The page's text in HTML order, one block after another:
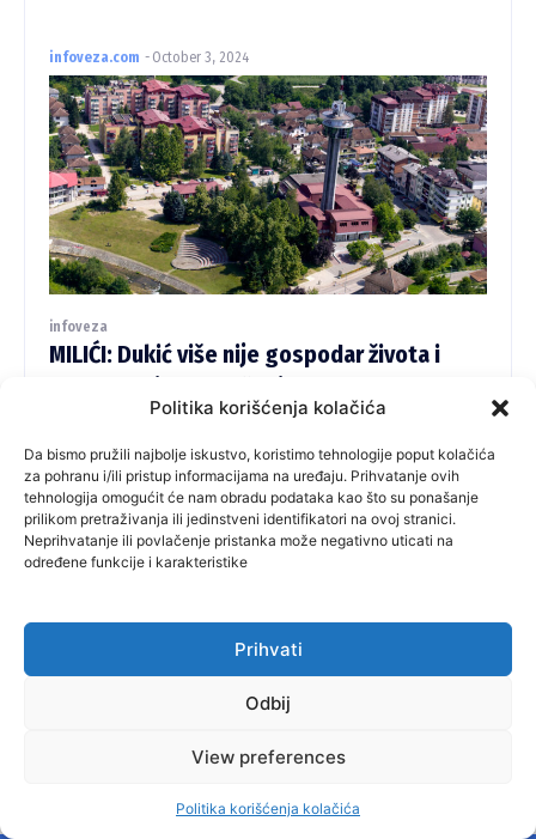
Politika korišćenja kolačića
Da bismo pružili najbolje iskustvo, koristimo tehnologije poput kolačića
za pohranu i/ili pristup informacijama na uređaju. Prihvatanje ovih
tehnologija omogućit će nam obradu podataka kao što su ponašanje
prilikom pretraživanja ili jedinstveni identifikatori na ovoj stranici.
Neprihvatanje ili povlačenje pristanka može negativno uticati na
određene funkcije i karakteristike
Prihvati
Odbij
View preferences
Politika korišćenja kolačića
infoveza.com - October 3, 2024
infoveza
MILIĆI: Dukić više nije gospodar života i
sa svojom kompanijom „Boksit“ i njenim ćerkama firmama više od
dvije decenije gospodario, ne samo ovom opštinom, nego i čitavom
regijom Birač. MILIĆI - Ipak, unazad nekoliko godina...
1300
Tekstova